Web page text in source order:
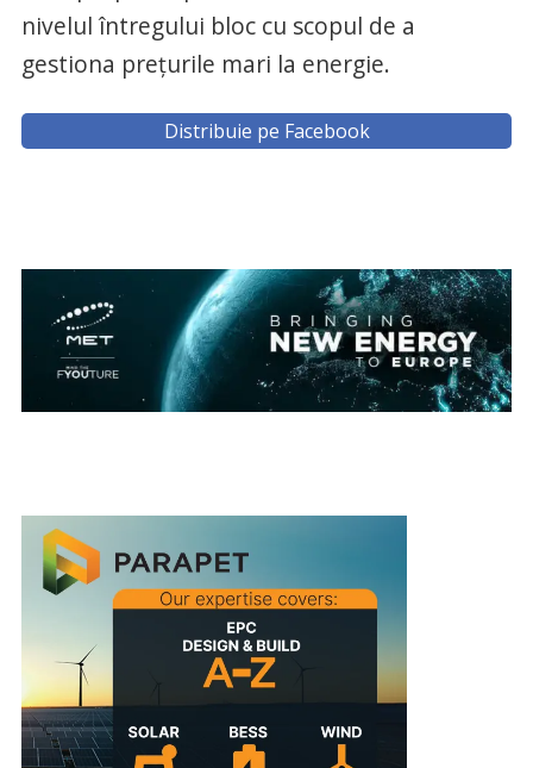
nivelul întregului bloc cu scopul de a
gestiona preţurile mari la energie.
Distribuie pe Facebook